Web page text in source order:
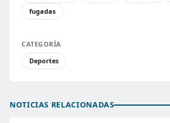
fugadas
CATEGORÍA
Deportes
NOTICIAS RELACIONADAS